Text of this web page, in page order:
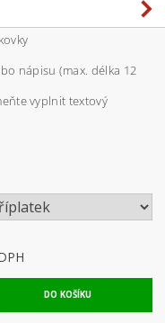
nápisu (max. délka 12
vyplnit textový